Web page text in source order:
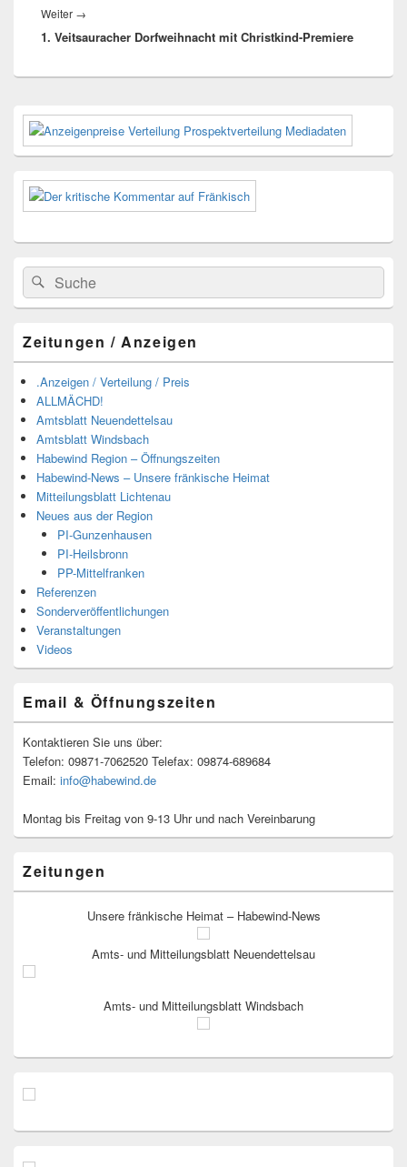
Weiter →
Beitrag:
1. Veitsauracher Dorfweihnacht mit Christkind-Premiere
Primärer
Seitenleisten-
Widgetbereich
Suchen
nach:
Suchen
Zeitungen / Anzeigen
.Anzeigen / Verteilung / Preis
ALLMÄCHD!
Amtsblatt Neuendettelsau
Amtsblatt Windsbach
Habewind Region – Öffnungszeiten
Habewind-News – Unsere fränkische Heimat
Mitteilungsblatt Lichtenau
Neues aus der Region
PI-Gunzenhausen
PI-Heilsbronn
PP-Mittelfranken
Referenzen
Sonderveröffentlichungen
Veranstaltungen
Videos
Email & Öffnungszeiten
Kontaktieren Sie uns über:
Telefon: 09871-7062520 Telefax: 09874-689684
Email: info@habewind.de
Montag bis Freitag von 9-13 Uhr und nach Vereinbarung
Zeitungen
Unsere fränkische Heimat – Habewind-News
Amts- und Mitteilungsblatt Neuendettelsau
Amts- und Mitteilungsblatt Windsbach